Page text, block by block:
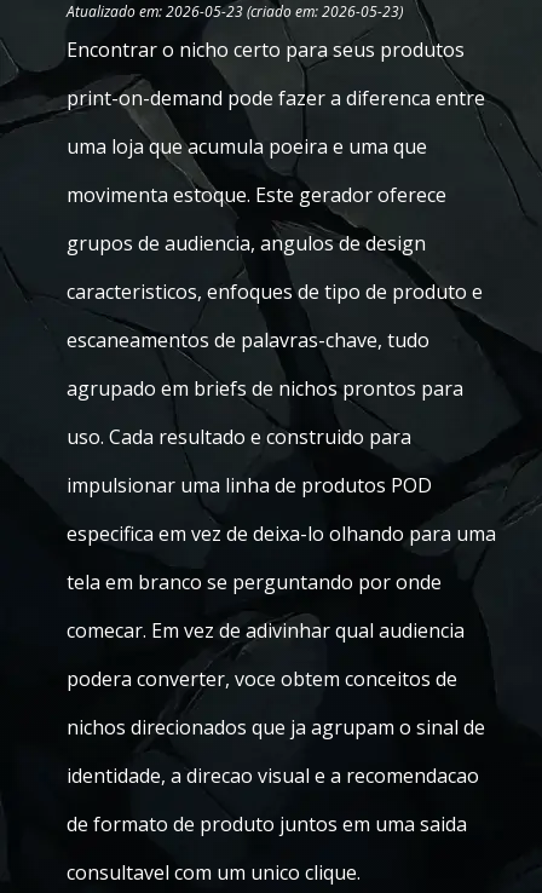
Atualizado em: 2026-05-23 (criado em: 2026-05-23)
Encontrar o nicho certo para seus produtos
print-on-demand pode fazer a diferenca entre
uma loja que acumula poeira e uma que
movimenta estoque. Este gerador oferece
grupos de audiencia, angulos de design
caracteristicos, enfoques de tipo de produto e
escaneamentos de palavras-chave, tudo
agrupado em briefs de nichos prontos para
uso. Cada resultado e construido para
impulsionar uma linha de produtos POD
especifica em vez de deixa-lo olhando para uma
tela em branco se perguntando por onde
comecar. Em vez de adivinhar qual audiencia
podera converter, voce obtem conceitos de
nichos direcionados que ja agrupam o sinal de
identidade, a direcao visual e a recomendacao
de formato de produto juntos em uma saida
consultavel com um unico clique.